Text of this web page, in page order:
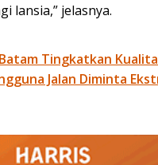
lansia,” jelasnya.
Tingkatkan
Jalan Diminta